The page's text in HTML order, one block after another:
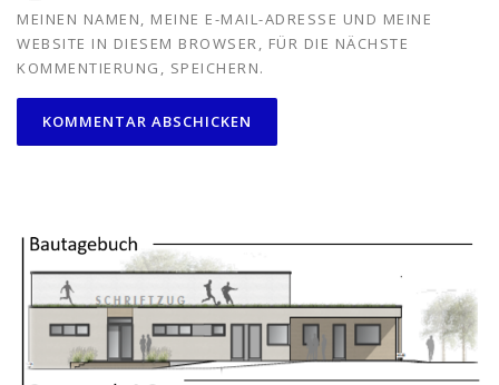
MEINEN NAMEN, MEINE E-MAIL-ADRESSE UND MEINE
WEBSITE IN DIESEM BROWSER, FÜR DIE NÄCHSTE
KOMMENTIERUNG, SPEICHERN.